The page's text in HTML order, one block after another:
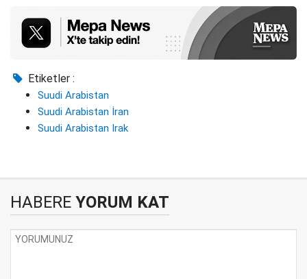
Etiketler :
Suudi Arabistan
Suudi Arabistan İran
Suudi Arabistan Irak
HABERE YORUM KAT